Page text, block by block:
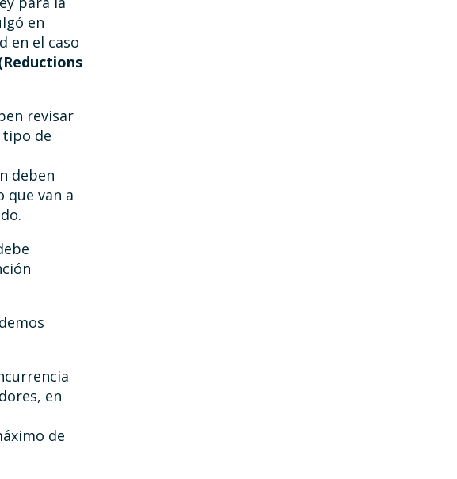
en
en el caso
revisar
de
deben
que van a
en
de